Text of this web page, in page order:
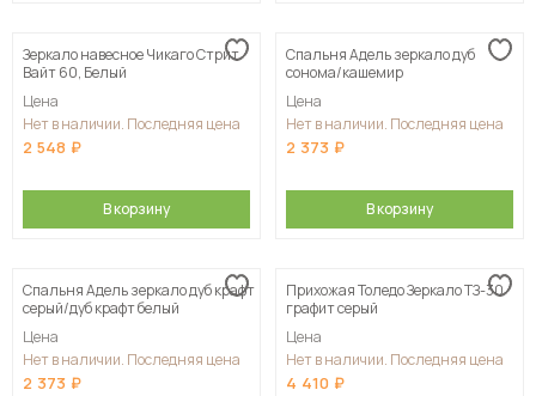
Зеркало навесное Чикаго Стрит
Вайт 60, Белый
Цена
Нет в наличии. Последняя цена
2 548
В корзину
Спальня Адель зеркало дуб
сонома/кашемир
Цена
Нет в наличии. Последняя цена
2 373
В корзину
Спальня Адель зеркало дуб крафт
серый/дуб крафт белый
Цена
Нет в наличии. Последняя цена
2 373
Прихожая Толедо Зеркало ТЗ-30
графит серый
Цена
Нет в наличии. Последняя цена
4 410